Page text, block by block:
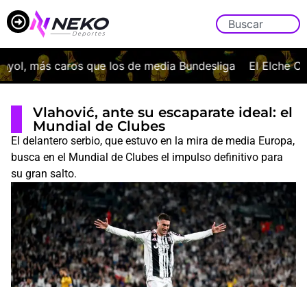
más caros que los de media Bundesliga El Elche CF
Vlahović, ante su escaparate ideal: el
Mundial de Clubes
El delantero serbio, que estuvo en la mira de media Europa,
busca en el Mundial de Clubes el impulso definitivo para
su gran salto.